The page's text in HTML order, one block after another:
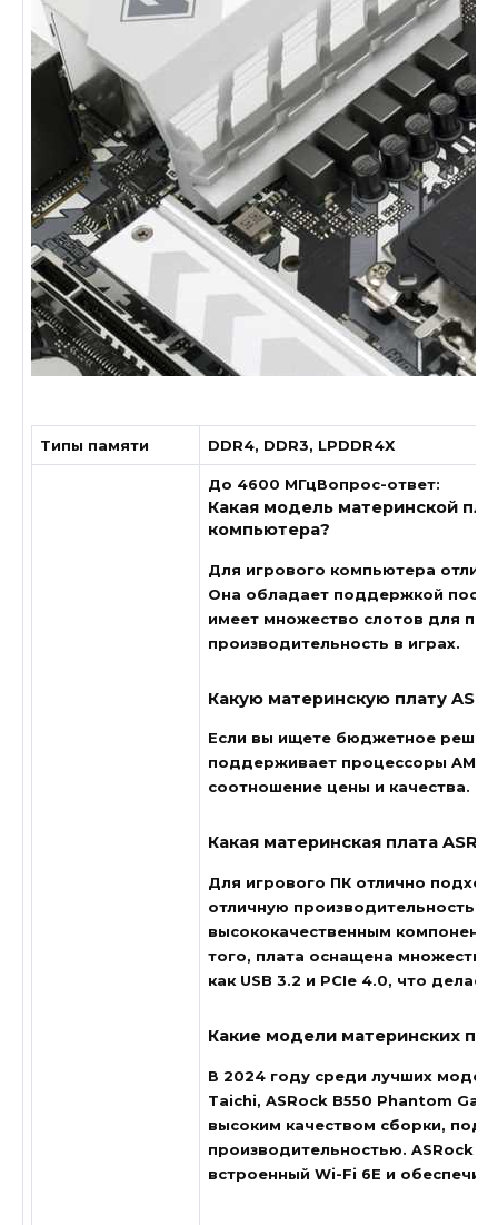
Типы памяти DDR4, DDR3, LPDDR4X
До 4600 МГцВопрос-ответ:
Какая модель материнской
компьютера?
Для игрового компьютера
Она обладает поддержкой
имеет множество слотов для
производительность в играх.
Какую материнскую плату
Если вы ищете бюджетное
поддерживает процессоры AMD
соотношение цены и качества.
Какая материнская плата
Для игрового ПК отлично
отличную производительность
высококачественным
того, плата оснащена
как USB 3.2 и PCIe 4.0, что
Какие модели материнских
В 2024 году среди лучших
Taichi, ASRock B550 Phantom
высоким качеством сборки,
производительностью. ASRock
встроенный Wi-Fi 6E и